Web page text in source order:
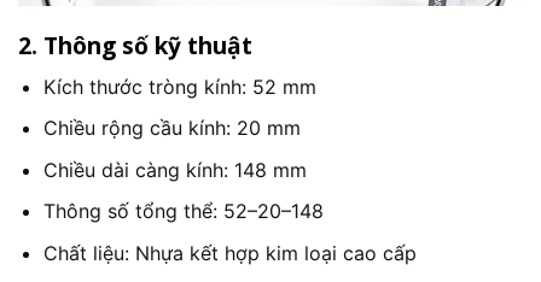
2. Thông số kỹ thuật
Kích thước tròng kính: 52 mm
Chiều rộng cầu kính: 20 mm
Chiều dài càng kính: 148 mm
Thông số tổng thể: 52–20–148
Chất liệu: Nhựa kết hợp kim loại cao cấp